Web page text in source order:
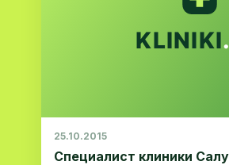
25.10.2015
Специалист клиники